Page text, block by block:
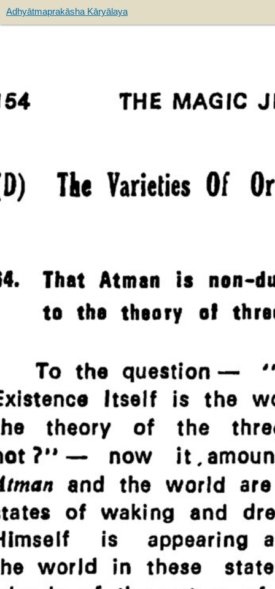
Adhyātmaprakāsha Kāryālaya